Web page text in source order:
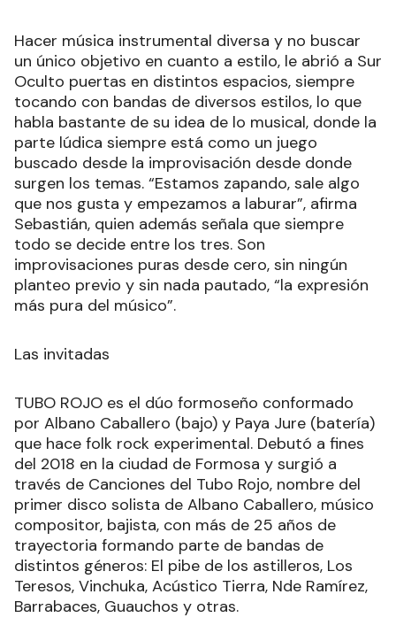
Hacer música instrumental diversa y no buscar
un único objetivo en cuanto a estilo, le abrió a Sur
Oculto puertas en distintos espacios, siempre
tocando con bandas de diversos estilos, lo que
habla bastante de su idea de lo musical, donde la
parte lúdica siempre está como un juego
buscado desde la improvisación desde donde
surgen los temas. “Estamos zapando, sale algo
que nos gusta y empezamos a laburar”, afirma
Sebastián, quien además señala que siempre
todo se decide entre los tres. Son
improvisaciones puras desde cero, sin ningún
planteo previo y sin nada pautado, “la expresión
más pura del músico”.
Las invitadas
TUBO ROJO es el dúo formoseño conformado
por Albano Caballero (bajo) y Paya Jure (batería)
que hace folk rock experimental. Debutó a fines
del 2018 en la ciudad de Formosa y surgió a
través de Canciones del Tubo Rojo, nombre del
primer disco solista de Albano Caballero, músico
compositor, bajista, con más de 25 años de
trayectoria formando parte de bandas de
distintos géneros: El pibe de los astilleros, Los
Teresos, Vinchuka, Acústico Tierra, Nde Ramírez,
Barrabaces, Guauchos y otras.